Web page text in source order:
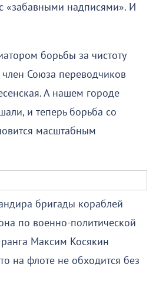
«забавными надписями». И
борьбы за чистоту
Союза переводчиков
А нашем городе
и теперь борьба со
масштабным
бригады кораблей
по военно-политической
Максим Косякин
на флоте не обходится без